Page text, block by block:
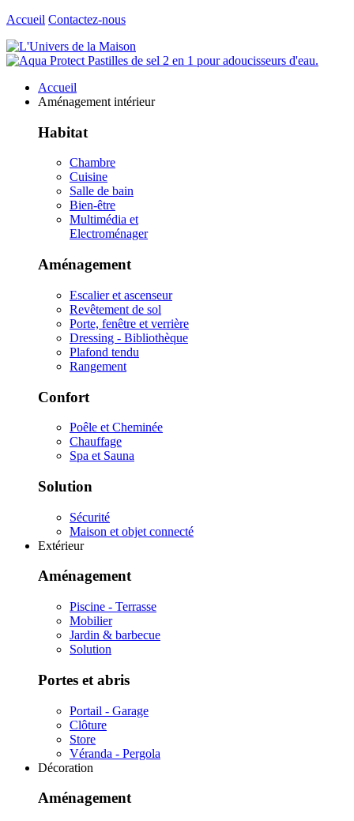
Accueil Contactez-nous
Accueil
Aménagement intérieur
Habitat
Chambre
Cuisine
Salle de bain
Bien-être
Multimédia et
Electroménager
Aménagement
Escalier et ascenseur
Revêtement de sol
Porte, fenêtre et verrière
Dressing - Bibliothèque
Plafond tendu
Rangement
Confort
Poêle et Cheminée
Chauffage
Spa et Sauna
Solution
Sécurité
Maison et objet connecté
Extérieur
Aménagement
Piscine - Terrasse
Mobilier
Jardin & barbecue
Solution
Portes et abris
Portail - Garage
Clôture
Store
Véranda - Pergola
Décoration
Aménagement